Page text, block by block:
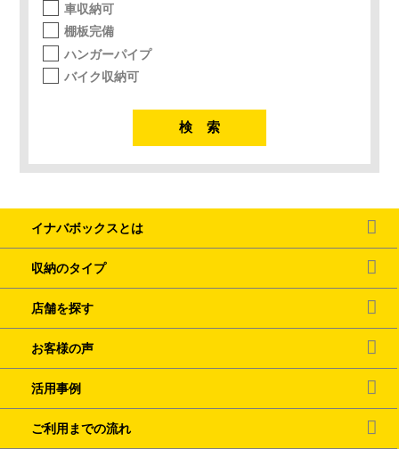
車収納可
棚板完備
ハンガーパイプ
バイク収納可
イナバボックスとは
収納のタイプ
店舗を探す
お客様の声
活用事例
ご利用までの流れ